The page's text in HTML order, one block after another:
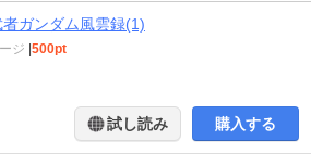
者ガンダム風雲録(1)
ジ 500pt
試し読み 購入する